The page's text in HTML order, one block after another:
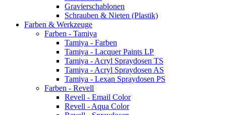
Gravierschablonen
Schrauben & Nieten (Plastik)
Farben & Werkzeuge
Farben - Tamiya
Tamiya - Farben
Tamiya - Lacquer Paints LP
Tamiya - Acryl Spraydosen TS
Tamiya - Acryl Spraydosen AS
Tamiya - Lexan Spraydosen PS
Farben - Revell
Revell - Email Color
Revell - Aqua Color